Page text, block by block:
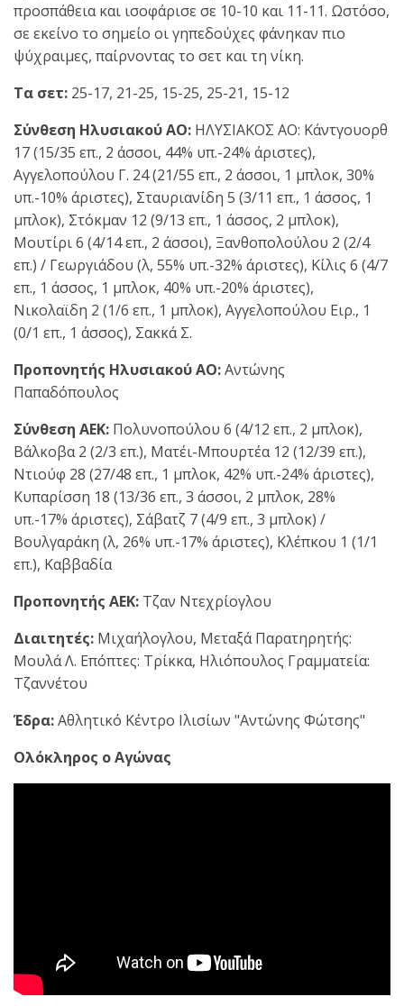
προσπάθεια και ισοφάρισε σε 10-10 και 11-11. Ωστόσο,
σε εκείνο το σημείο οι γηπεδούχες φάνηκαν πιο
ψύχραιμες, παίρνοντας το σετ και τη νίκη.
Τα σετ: 25-17, 21-25, 15-25, 25-21, 15-12
Σύνθεση Ηλυσιακού ΑΟ: ΗΛΥΣΙΑΚΟΣ ΑΟ: Κάντγουορθ
17 (15/35 επ., 2 άσσοι, 44% υπ.-24% άριστες),
Αγγελοπούλου Γ. 24 (21/55 επ., 2 άσσοι, 1 μπλοκ, 30%
υπ.-10% άριστες), Σταυριανίδη 5 (3/11 επ., 1 άσσος, 1
μπλοκ), Στόκμαν 12 (9/13 επ., 1 άσσος, 2 μπλοκ),
Μουτίρι 6 (4/14 επ., 2 άσσοι), Ξανθοπολούλου 2 (2/4
επ.) / Γεωργιάδου (λ, 55% υπ.-32% άριστες), Κίλις 6 (4/7
επ., 1 άσσος, 1 μπλοκ, 40% υπ.-20% άριστες),
Νικολαϊδη 2 (1/6 επ., 1 μπλοκ), Αγγελοπούλου Ειρ., 1
(0/1 επ., 1 άσσος), Σακκά Σ.
Προπονητής Ηλυσιακού ΑΟ:Αντώνης
Παπαδόπουλος
Σύνθεση ΑΕΚ: Πολυνοπούλου 6 (4/12 επ., 2 μπλοκ),
Βάλκοβα 2 (2/3 επ.), Ματέι-Μπουρτέα 12 (12/39 επ.),
Ντιούφ 28 (27/48 επ., 1 μπλοκ, 42% υπ.-24% άριστες),
Κυπαρίσση 18 (13/36 επ., 3 άσσοι, 2 μπλοκ, 28%
υπ.-17% άριστες), Σάβατζ 7 (4/9 επ., 3 μπλοκ) /
Βουλγαράκη (λ, 26% υπ.-17% άριστες), Κλέπκου 1 (1/1
επ.), Καββαδία
Προπονητής ΑΕΚ: Τζαν Ντεχρίογλου
Διαιτητές: Μιχαήλογλου, Μεταξά Παρατηρητής:
Μουλά Λ. Επόπτες: Τρίκκα, Ηλιόπουλος Γραμματεία:
Τζαννέτου
Έδρα:Αθλητικό Κέντρο Ιλισίων "Αντώνης Φώτσης"
Ολόκληρος ο Αγώνας